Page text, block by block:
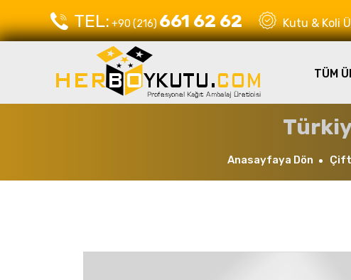
TEL:+90 (216)661 62 62 Kutu & Koli
TÜM
Anasayfaya Dön Çift